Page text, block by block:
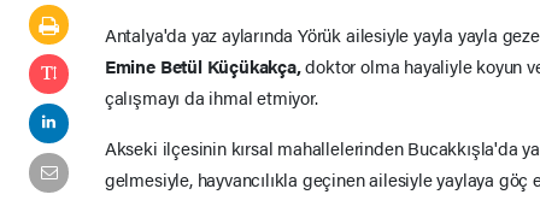
Antalya'da yaz aylarında Yörük ailesiyle yayla yayla
Emine Betül Küçükakça,doktor olma hayaliyle koyun
çalışmayı da ihmal etmiyor.
Akseki ilçesinin kırsal mahallelerinden Bucakkışla'da
gelmesiyle, hayvancılıkla geçinen ailesiyle yaylaya göç